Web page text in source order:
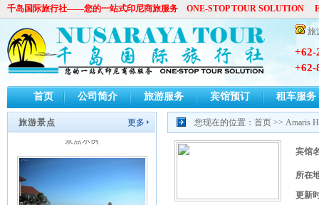
千岛国际旅行社——您的一站式印尼商旅服务 ONE-STOP TOUR SOLUTION
旅
+62-
+62-
首页 公司简介 旅游服务 宾馆预订 租车服务
旅游景点 更多
景点示例
景点示例
您现在的位置： 首页 >> Amaris
宾馆
所在
更新